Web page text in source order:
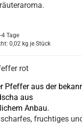
Tage
0,02kg je Stück
rot
Pfeffer aus der
aus
Anbau.
fruchtiges